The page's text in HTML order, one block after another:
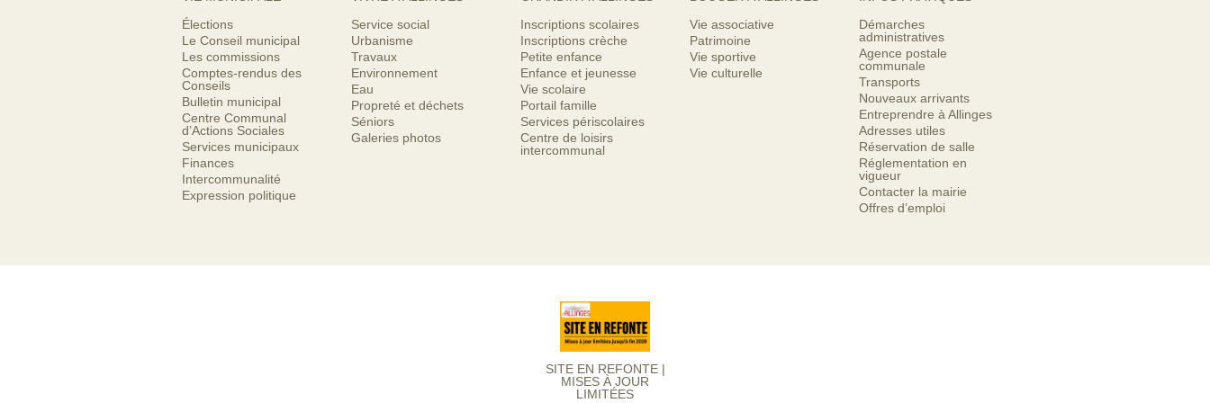
Élections
Le Conseil municipal
Les commissions
Comptes-rendus des
Conseils
Bulletin municipal
Centre Communal
d’Actions Sociales
Services municipaux
Finances
Intercommunalité
Expression politique
Service social
Urbanisme
Travaux
Environnement
Eau
Propreté et déchets
Séniors
Galeries photos
Inscriptions scolaires
Inscriptions crèche
Petite enfance
Enfance et jeunesse
Vie scolaire
Portail famille
Services périscolaires
Centre de loisirs
intercommunal
Vie associative
Patrimoine
Vie sportive
Vie culturelle
Démarches
administratives
Agence postale
communale
Transports
Nouveaux arrivants
Entreprendre à Allinges
Adresses utiles
Réservation de salle
Réglementation en
vigueur
Contacter la mairie
Offres d’emploi
SITE EN REFONTE |
MISES À JOUR
LIMITÉES